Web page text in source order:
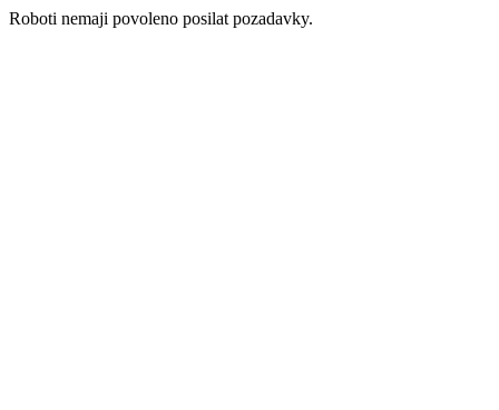
Roboti nemaji povoleno posilat pozadavky.